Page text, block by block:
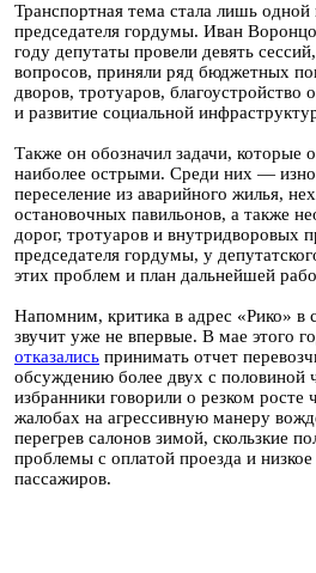
Транспортная тема стала лишь одной
председателя гордумы. Иван
году депутаты провели девять
вопросов, приняли ряд бюджетных
дворов, тротуаров,
и развитие социальной
Также он обозначил задачи, которые
наиболее острыми. Среди них —
переселение из аварийного жилья,
остановочных павильонов, а также
дорог, тротуаров и внутридворовых
председателя гордумы, у
этих проблем и план дальнейшей
Напомним, критика в адрес «Рико» в
звучит уже не впервые. В мае этого
отказались принимать отчет
обсуждению более двух с половиной
избранники говорили о резком
жалобах на агрессивную манеру
перегрев салонов зимой, скользкие
проблемы с оплатой проезда и
пассажиров.